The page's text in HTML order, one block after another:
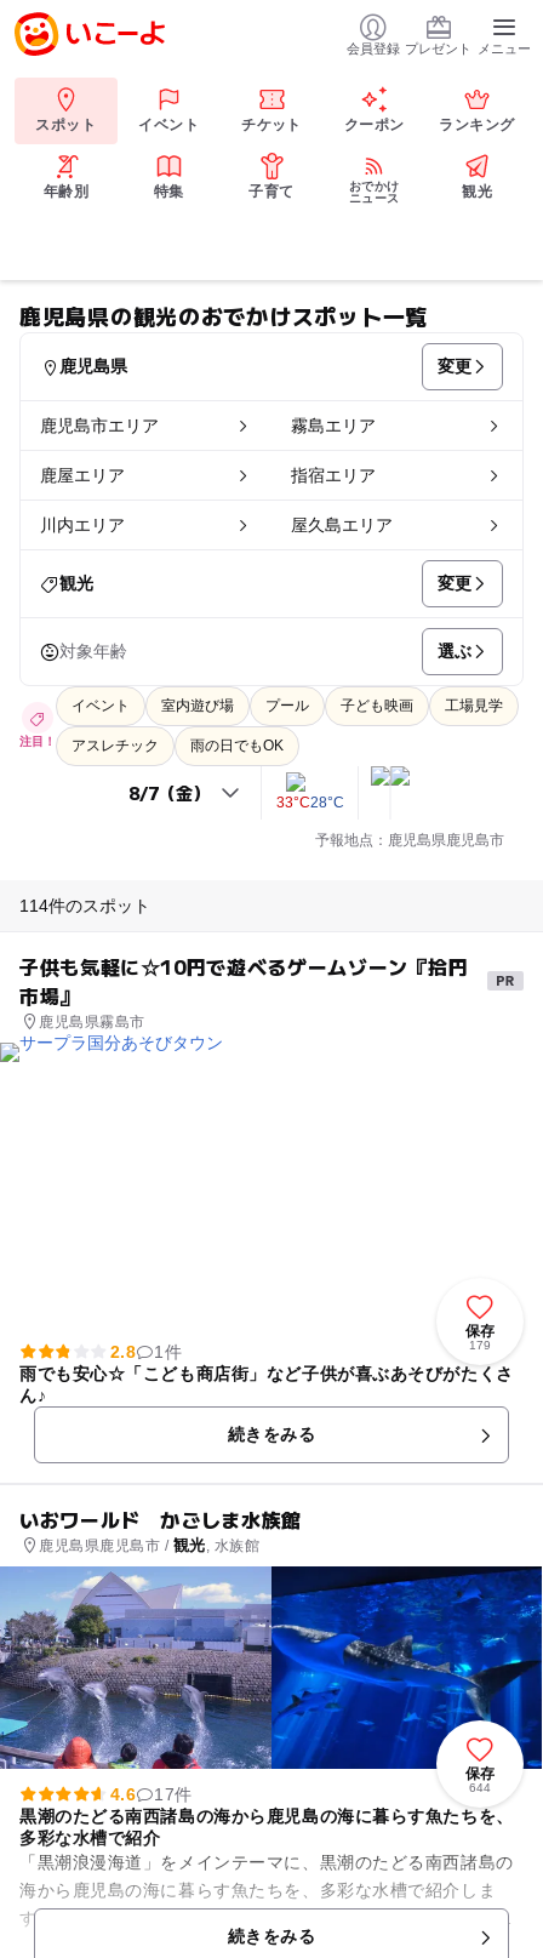
会員登録 プレゼント メニュー
スポット イベント チケット クーポン ランキング
年齢別 特集 子育て
おでかけ
ニュース
観光
鹿児島県の観光のおでかけスポット一覧
鹿児島県 変更
鹿児島市エリア 霧島エリア
鹿屋エリア 指宿エリア
川内エリア 屋久島エリア
観光 変更
対象年齢 選ぶ
注目！
イベント 室内遊び場 プール 子ども映画 工場見学
アスレチック 雨の日でもOK
33°C28°C
予報地点：鹿児島県鹿児島市
114件のスポット
子供も気軽に☆10円で遊べるゲームゾーン『拾円
市場』
鹿児島県霧島市
保存
179
2.8
1件
雨でも安心☆「こども商店街」など子供が喜ぶあそびがたくさ
ん♪
続きをみる
いおワールド かごしま水族館
鹿児島県鹿児島市 / 観光, 水族館
保存
644
4.6
17件
黒潮のたどる南西諸島の海から鹿児島の海に暮らす魚たちを、
多彩な水槽で紹介
「黒潮浪漫海道」をメインテーマに、黒潮のたどる南西諸島の
海から鹿児島の海に暮らす魚たちを、多彩な水槽で紹介しま
す。世界最大の魚ジンベエザメ、やカツオ、大型のエイが悠然
と泳ぐ黒潮大水槽、世界最大級...
続きをみる